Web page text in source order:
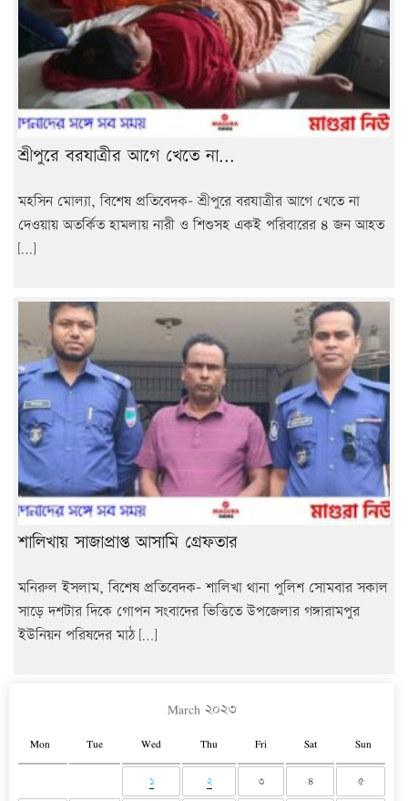
শ্রীপুরে বরযাত্রীর আগে খেতে না...
মহসিন মোল্যা, বিশেষ প্রতিবেদক- শ্রীপুরে বরযাত্রীর আগে খেতে না
দেওয়ায় অতর্কিত হামলায় নারী ও শিশুসহ একই পরিবারের ৪ জন আহত
[…]
শালিখায় সাজাপ্রাপ্ত আসামি গ্রেফতার
মনিরুল ইসলাম, বিশেষ প্রতিবেদক- শালিখা থানা পুলিশ সোমবার সকাল
সাড়ে দশটার দিকে গোপন সংবাদের ভিত্তিতে উপজেলার গঙ্গারামপুর
ইউনিয়ন পরিষদের মাঠ […]
March ২০২৩
Mon Tue Wed Thu Fri Sat Sun
১ ২ ৩ ৪ ৫